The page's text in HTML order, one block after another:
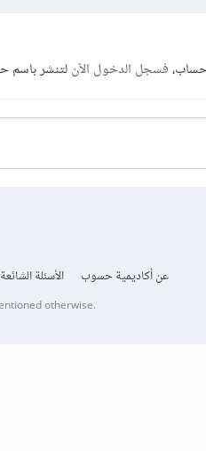
فسجل الدخول الآنلتنشر باسم
عن أكاديمية حسوب الأسئلة الشائعة
otherwise.